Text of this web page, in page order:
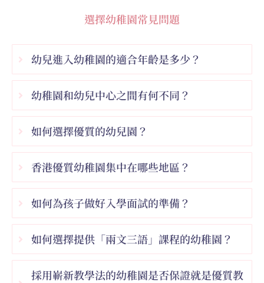
選擇幼稚園常見問題
幼兒進入幼稚園的適合年齡是多少？
幼稚園和幼兒中心之間有何不同？
如何選擇優質的幼兒園？
香港優質幼稚園集中在哪些地區？
如何為孩子做好入學面試的準備？
如何選擇提供「兩文三語」課程的幼稚園？
採用嶄新教學法的幼稚園是否保證就是優質教